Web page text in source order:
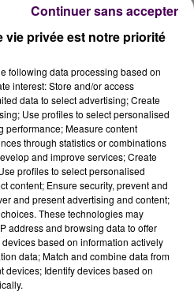
LE PUBLIC DE BEAUVAL À
vie privée est notre priorité
following data processing based on
interest: Store and/or access
data to select advertising; Create
Use profiles to select personalised
performance; Measure content
through statistics or combinations
and improve services; Create
profiles to select personalised
content; Ensure security, prevent and
and present advertising and content;
These technologies may
address and browsing data to offer
based on information actively
data; Match and combine data from
devices; Identify devices based on
Continuer sans accepter